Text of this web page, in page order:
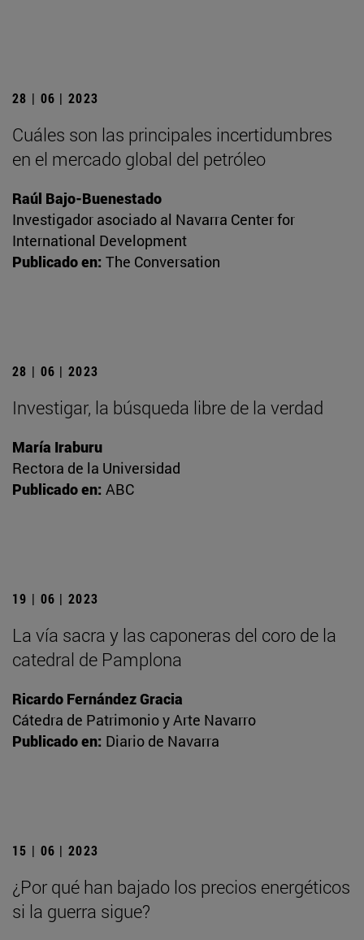
28 | 06 | 2023
Cuáles son las principales incertidumbres
en el mercado global del petróleo
Raúl Bajo-Buenestado
Investigador asociado al Navarra Center for
International Development
Publicado en: The Conversation
28 | 06 | 2023
Investigar, la búsqueda libre de la verdad
María Iraburu
Rectora de la Universidad
Publicado en: ABC
19 | 06 | 2023
La vía sacra y las caponeras del coro de la
catedral de Pamplona
Ricardo Fernández Gracia
Cátedra de Patrimonio y Arte Navarro
Publicado en: Diario de Navarra
15 | 06 | 2023
¿Por qué han bajado los precios energéticos
si la guerra sigue?